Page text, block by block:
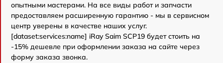
опытными мастерами. На все виды работ и запчасти
предоставляем расширенную гарантию - мы в сервисном
центр уверены в качестве наших услуг.
[dataset:services:name] iRay Saim SCP19 будет стоить на
-15% дешевле при оформлении заказа на сайте через
форму заказа звонка.